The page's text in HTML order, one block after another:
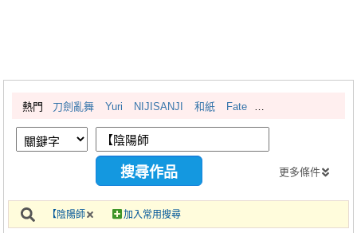
繪圖藝廊
交流中心
攤位轉讓區
會員中心
註冊會員
熱門 刀劍亂舞 Yuri NIJISANJI 和紙 Fate
更多條件
【陰陽師 加入常用搜尋